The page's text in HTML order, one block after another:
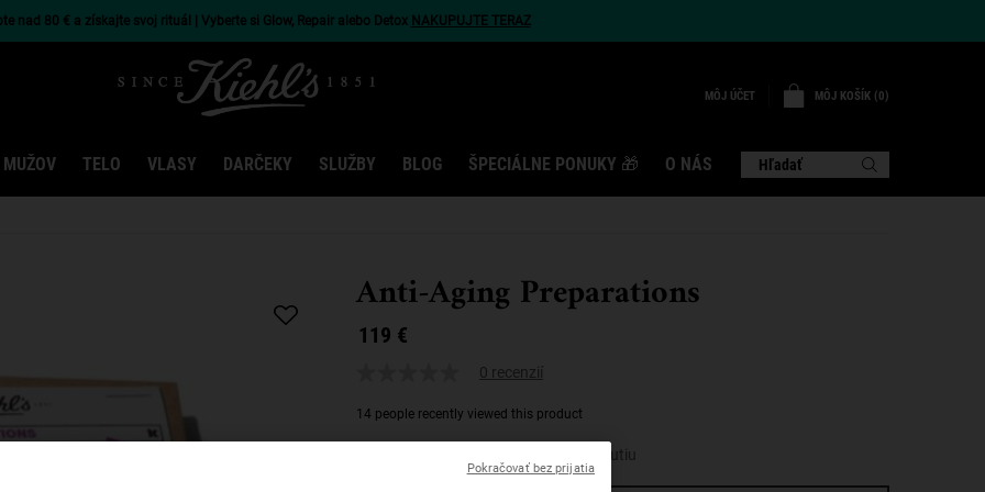
nad 80 € a získajte svoj rituál | Vyberte si Glow, Repair alebo Detox NAKUPUJTE TERAZ
MÔJ ÚČET MÔJ KOŠÍK 0
0 VÝROBOK
MUŽOV TELO VLASY DARČEKY SLUŽBY BLOG ŠPECIÁLNE PONUKY 🎁 O NÁS Hľadať
Anti-Aging Preparations
119 €
0 recenzií
14 people recently viewed this product
Účinná kolekcia produktov proti starnutiu
Pokračovať bez prijatia